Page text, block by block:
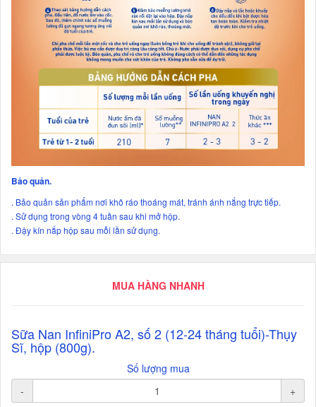
Bảo quản.
. Bảo quản sản phẩm nơi khô ráo thoáng mát, tránh ánh nắng trực tiếp.
. Sử dụng trong vòng 4 tuần sau khi mở hộp.
. Đậy kín nắp hộp sau mỗi lần sử dụng.
MUA HÀNG NHANH
Sữa Nan InfiniPro A2, số 2 (12-24 tháng tuổi)-Thụy
Sĩ, hộp (800g).
Số lượng mua
-
+